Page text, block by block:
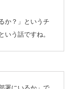
か？」というチ
いう話ですね。